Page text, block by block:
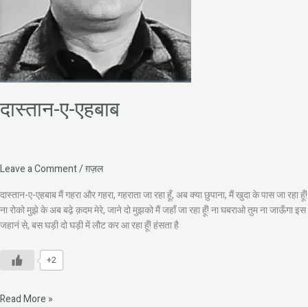
दास्तान-ए-एहबाब
Leave a Comment/ग़ज़ल
दास्तान-ए-एहबाब मैं गहरा और गहरा, गहराता जा रहा हूँ, अब क्या छुपाना, मैं खुदा के पास जा रहा हूँ!
ना रोको मुझे के अब बढ़े क़दम मेरे, जाने दो मुझको मैं जहाँ जा रहा हूँ! ना घबराओ तुम ना जाऊँगा इस
जहानं से, बस घड़ी दो घड़ी में लौट कर आ रहा हूँ! हंसता है
+2
Read More »